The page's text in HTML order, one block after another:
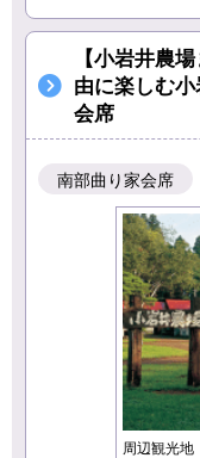
【小岩井農
由に楽しむ
会席
南部曲り家会席
周辺観光地